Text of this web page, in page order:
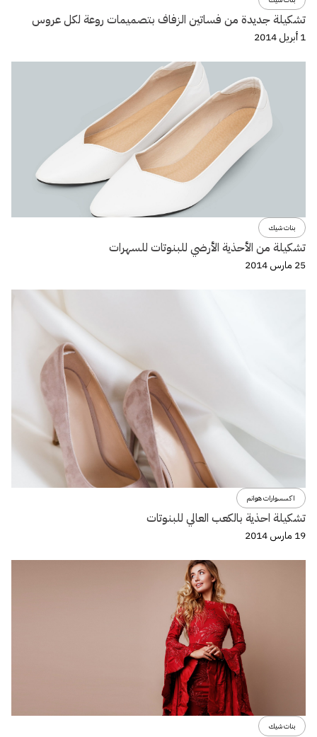
تشكيلة جديدة من فساتين الزفاف بتصميمات روعة لكل عروس
1 أبريل 2014
بنات شيك
تشكيلة من الأحذية الأرضي للبنوتات للسهرات
25 مارس 2014
اكسسوارات هوانم
تشكيلة احذية بالكعب العالي للبنوتات
19 مارس 2014
بنات شيك